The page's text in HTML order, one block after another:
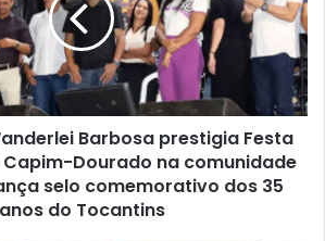
Barbosa prestigia Festa
Dourado na comunidade
selo comemorativo dos 35
anos do Tocantins